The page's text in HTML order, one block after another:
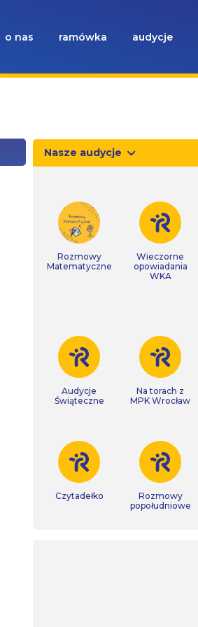
o nas ramówka audycje
Nasze audycje
Rozmowy
Matematyczne
Wieczorne
opowiadania
WKA
Audycje
Świąteczne
Na torach z
MPK Wrocław
Czytadełko
Rozmowy
popołudniowe